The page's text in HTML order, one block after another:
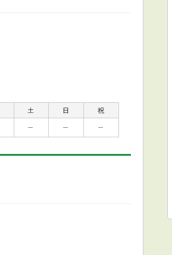
土 日
祝
－ － －